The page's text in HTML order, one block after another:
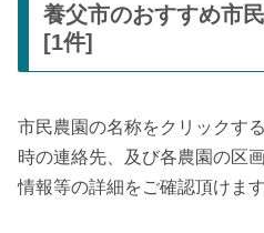
養父市のおすすめ市
[1件]
市民農園の名称をクリックす
時の連絡先、及び各農園の区
情報等の詳細をご確認頂けます